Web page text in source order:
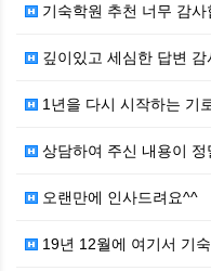
기숙학원 추천 너무 감사
깊이있고 세심한 답변 감
1년을 다시 시작하는 기
상담하여 주신 내용이
오랜만에 인사드려요^^
19년 12월에 여기서 기